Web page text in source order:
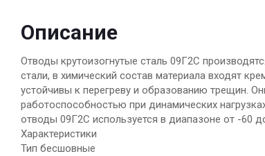
Описание
Отводы крутоизогнутые сталь 09Г2С
стали, в химический состав материала входят
устойчивы к перегреву и образованию трещин.
работоспособностью при динамических
отводы 09Г2С используется в диапазоне от -60
Характеристики
Тип бесшовные